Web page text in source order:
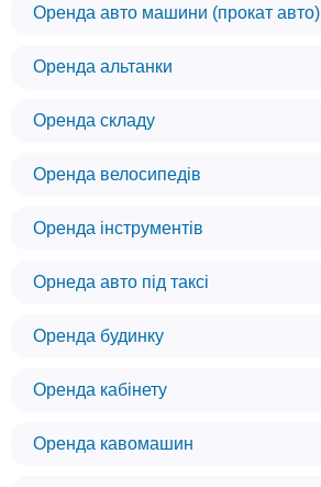
Оренда авто машини (прокат авто)
Оренда альтанки
Оренда складу
Оренда велосипедів
Оренда інструментів
Орнеда авто під таксі
Оренда будинку
Оренда кабінету
Оренда кавомашин